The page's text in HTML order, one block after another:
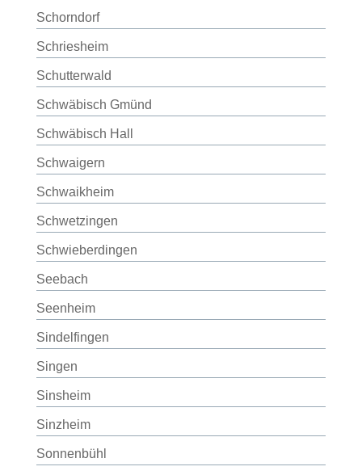
Schorndorf
Schriesheim
Schutterwald
Schwäbisch Gmünd
Schwäbisch Hall
Schwaigern
Schwaikheim
Schwetzingen
Schwieberdingen
Seebach
Seenheim
Sindelfingen
Singen
Sinsheim
Sinzheim
Sonnenbühl